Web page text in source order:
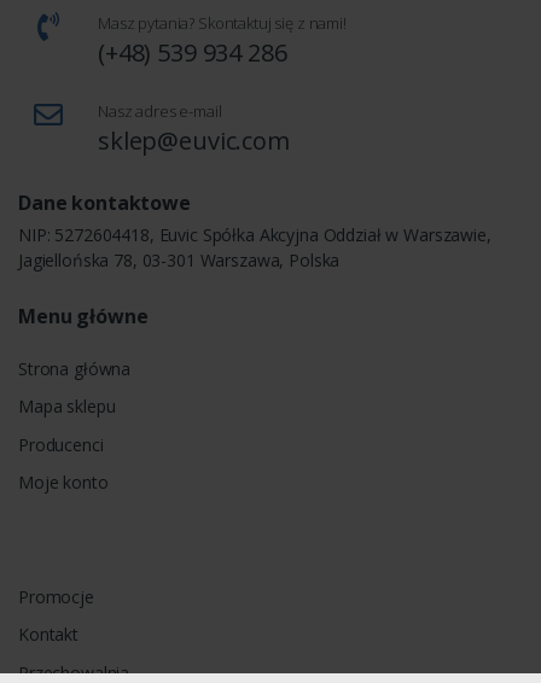
Masz pytania? Skontaktuj się z nami!
(+48) 539 934 286
Nasz adres e-mail
sklep@euvic.com
Dane kontaktowe
NIP: 5272604418, Euvic Spółka Akcyjna Oddział w Warszawie,
Jagiellońska 78, 03-301 Warszawa, Polska
Menu główne
Strona główna
Mapa sklepu
Producenci
Moje konto
Promocje
Kontakt
Przechowalnia